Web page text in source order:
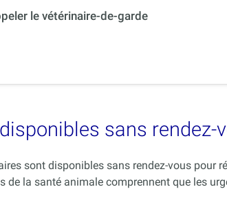
le vétérinaire-de-garde
sans rendez-
sont disponibles sans rendez-vous pour
la santé animale comprennent que les